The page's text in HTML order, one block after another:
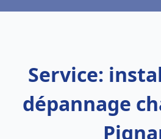
Service:
dépannage